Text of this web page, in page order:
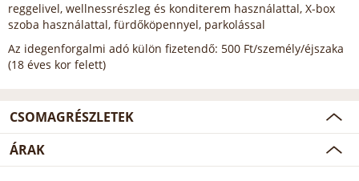
reggelivel, wellnessrészleg és konditerem használattal, X-box
szoba használattal, fürdőköpennyel, parkolással
Az idegenforgalmi adó külön fizetendő: 500 Ft/személy/éjszaka
(18 éves kor felett)
CSOMAGRÉSZLETEK
ÁRAK